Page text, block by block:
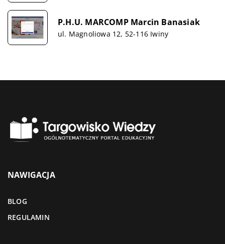
P.H.U. MARCOMP Marcin Banasiak
ul. Magnoliowa 12, 52-116 Iwiny
NAWIGACJA
BLOG
REGULAMIN